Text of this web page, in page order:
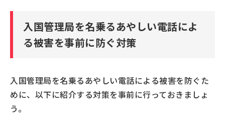
入国管理局を名乗るあやしい電話によ
る被害を事前に防ぐ対策
入国管理局を名乗るあやしい電話による被害を防ぐた
めに、以下に紹介する対策を事前に行っておきましょ
う。